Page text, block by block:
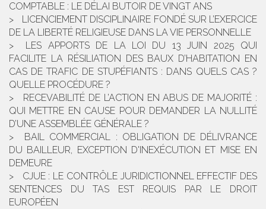
COMPTABLE : LE DÉLAI BUTOIR DE VINGT ANS
LICENCIEMENT DISCIPLINAIRE FONDÉ SUR L’EXERCICE
DE LA LIBERTÉ RELIGIEUSE DANS LA VIE PERSONNELLE
LES APPORTS DE LA LOI DU 13 JUIN 2025 QUI
FACILITE LA RÉSILIATION DES BAUX D’HABITATION EN
CAS DE TRAFIC DE STUPÉFIANTS : DANS QUELS CAS ?
QUELLE PROCÉDURE ?
RECEVABILITÉ DE L’ACTION EN ABUS DE MAJORITÉ :
QUI METTRE EN CAUSE POUR DEMANDER LA NULLITÉ
D’UNE ASSEMBLÉE GÉNÉRALE ?
BAIL COMMERCIAL : OBLIGATION DE DÉLIVRANCE
DU BAILLEUR, EXCEPTION D'INEXÉCUTION ET MISE EN
DEMEURE
CJUE : LE CONTRÔLE JURIDICTIONNEL EFFECTIF DES
SENTENCES DU TAS EST REQUIS PAR LE DROIT
EUROPÉEN